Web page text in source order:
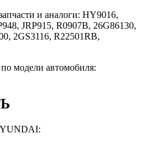
и аналоги: HY9016,
JRP915, R0907B, 26G86130,
2GS3116, R22501RB,
модели автомобиля: